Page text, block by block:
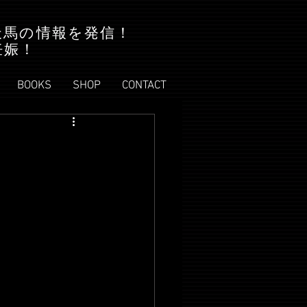
の情報を発信！
！
BOOKS SHOP CONTACT